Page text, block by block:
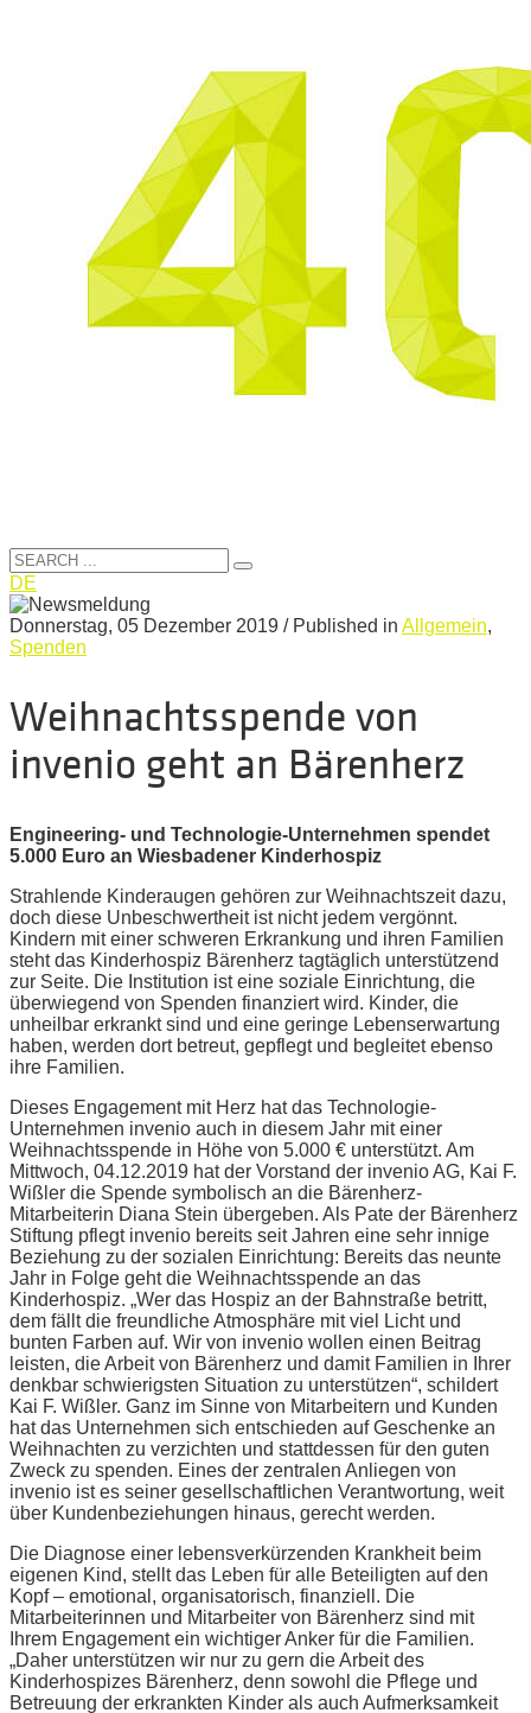
DE
Donnerstag, 05 Dezember 2019 / Published in Allgemein,
Spenden
Weihnachtsspende von
invenio geht an Bärenherz
Engineering- und Technologie-Unternehmen spendet
5.000 Euro an Wiesbadener Kinderhospiz
Strahlende Kinderaugen gehören zur Weihnachtszeit dazu,
doch diese Unbeschwertheit ist nicht jedem vergönnt.
Kindern mit einer schweren Erkrankung und ihren Familien
steht das Kinderhospiz Bärenherz tagtäglich unterstützend
zur Seite. Die Institution ist eine soziale Einrichtung, die
überwiegend von Spenden finanziert wird. Kinder, die
unheilbar erkrankt sind und eine geringe Lebenserwartung
haben, werden dort betreut, gepflegt und begleitet ebenso
ihre Familien.
Dieses Engagement mit Herz hat das Technologie-
Unternehmen invenio auch in diesem Jahr mit einer
Weihnachtsspende in Höhe von 5.000 € unterstützt. Am
Mittwoch, 04.12.2019 hat der Vorstand der invenio AG, Kai F.
Wißler die Spende symbolisch an die Bärenherz-
Mitarbeiterin Diana Stein übergeben. Als Pate der Bärenherz
Stiftung pflegt invenio bereits seit Jahren eine sehr innige
Beziehung zu der sozialen Einrichtung: Bereits das neunte
Jahr in Folge geht die Weihnachtsspende an das
Kinderhospiz. „Wer das Hospiz an der Bahnstraße betritt,
dem fällt die freundliche Atmosphäre mit viel Licht und
bunten Farben auf. Wir von invenio wollen einen Beitrag
leisten, die Arbeit von Bärenherz und damit Familien in Ihrer
denkbar schwierigsten Situation zu unterstützen“, schildert
Kai F. Wißler. Ganz im Sinne von Mitarbeitern und Kunden
hat das Unternehmen sich entschieden auf Geschenke an
Weihnachten zu verzichten und stattdessen für den guten
Zweck zu spenden. Eines der zentralen Anliegen von
invenio ist es seiner gesellschaftlichen Verantwortung, weit
über Kundenbeziehungen hinaus, gerecht werden.
Die Diagnose einer lebensverkürzenden Krankheit beim
eigenen Kind, stellt das Leben für alle Beteiligten auf den
Kopf – emotional, organisatorisch, finanziell. Die
Mitarbeiterinnen und Mitarbeiter von Bärenherz sind mit
Ihrem Engagement ein wichtiger Anker für die Familien.
„Daher unterstützen wir nur zu gern die Arbeit des
Kinderhospizes Bärenherz, denn sowohl die Pflege und
Betreuung der erkrankten Kinder als auch Aufmerksamkeit